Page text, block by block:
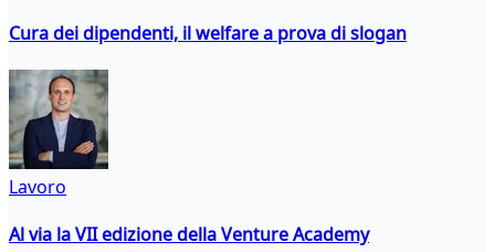
Cura dei dipendenti, il welfare a prova di slogan
Lavoro
Al via la VII edizione della Venture Academy